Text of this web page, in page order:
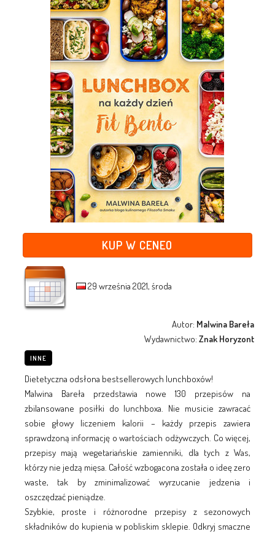
KUP W CENEO
29 września 2021, środa
Autor: Malwina Bareła
Wydawnictwo:Znak Horyzont
INNE
Dietetyczna odsłona bestsellerowych lunchboxów!
Malwina Bareła przedstawia nowe 130 przepisów na
zbilansowane posiłki do lunchboxa. Nie musicie zawracać
sobie głowy liczeniem kalorii – każdy przepis zawiera
sprawdzoną informację o wartościach odżywczych. Co więcej,
przepisy mają wegetariańskie zamienniki, dla tych z Was,
którzy nie jedzą mięsa. Całość wzbogacona została o ideę zero
waste, tak by zminimalizować wyrzucanie jedzenia i
oszczędzać pieniądze.
Szybkie, proste i różnorodne przepisy z sezonowych
składników do kupienia w pobliskim sklepie. Odkryj smaczne